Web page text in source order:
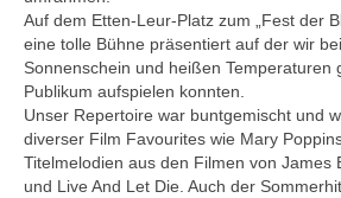
Auf dem Etten-Leur-Platz zum „Fest der
eine tolle Bühne präsentiert auf der wir
Sonnenschein und heißen Temperaturen
Publikum aufspielen konnten.
Unser Repertoire war buntgemischt und
diverser Film Favourites wie Mary
Titelmelodien aus den Filmen von James
und Live And Let Die. Auch der